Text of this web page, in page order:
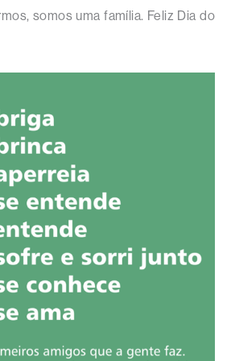
somos uma família. Feliz Dia do